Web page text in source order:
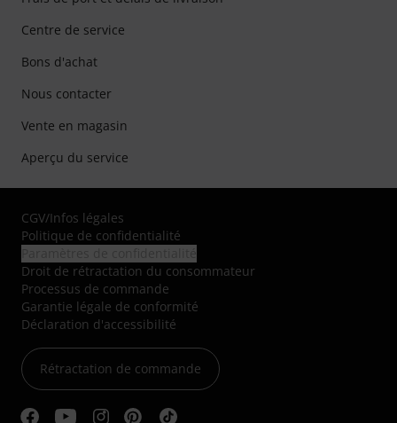
Centre de service
Bons d'achat
Nous contacter
Vente en magasin
Aperçu du service
CGV/Infos légales
Politique de confidentialité
Droit de rétractation du consommateur
Processus de commande
Garantie légale de conformité
Déclaration d'accessibilité
Rétractation de commande